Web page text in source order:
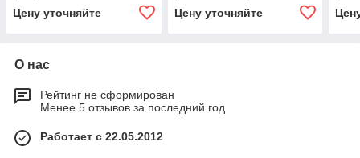
Цену уточняйте
Цену уточняйте
О нас
Рейтинг не сформирован
Менее 5 отзывов за последний год
Работает с 22.05.2012